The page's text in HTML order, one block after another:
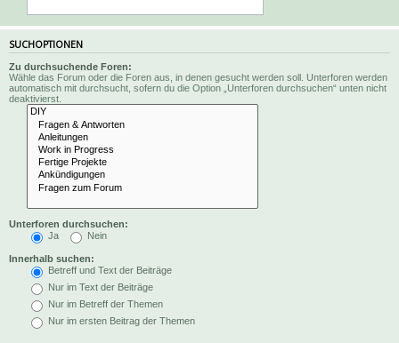
SUCHOPTIONEN
Zu durchsuchende Foren:
Wähle das Forum oder die Foren aus, in denen gesucht werden soll. Unterforen werden
automatisch mit durchsucht, sofern du die Option „Unterforen durchsuchen“ unten nicht
deaktivierst.
Unterforen durchsuchen:
Ja
Nein
Innerhalb suchen:
Betreff und Text der Beiträge
Nur im Text der Beiträge
Nur im Betreff der Themen
Nur im ersten Beitrag der Themen